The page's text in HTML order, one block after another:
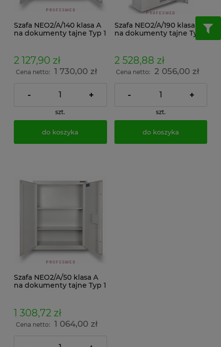
Szafa NEO2/A/140 klasa A
na dokumenty tajne Typ 1
2 127,90 zł
Cena netto: 1 730,00 zł
- +
szt.
do koszyka
Szafa NEO2/A/190 klasa A
na dokumenty tajne Typ 1
zamek kluczowy klasa A
2 528,88 zł
Cena netto: 2 056,00 zł
- +
szt.
do koszyka
Szafa NEO2/A/50 klasa A
na dokumenty tajne Typ 1
1 308,72 zł
Cena netto: 1 064,00 zł